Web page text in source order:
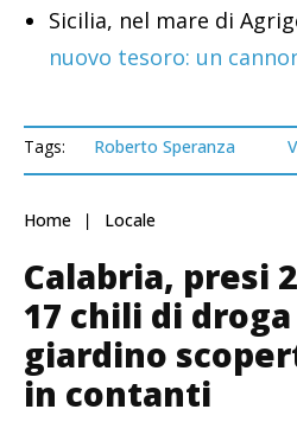
Sicilia, nel mare di
nuovo tesoro: un
Tags: Roberto Speranza
Home Locale
Calabria, presi
17 chili di
giardino
in contanti